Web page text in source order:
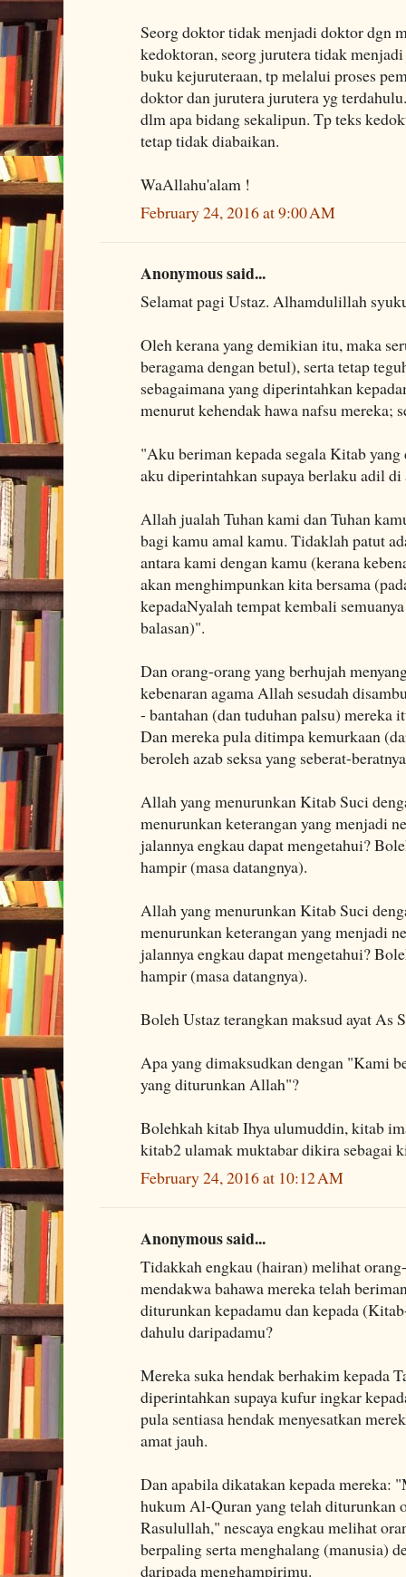
Seorg doktor tidak menjadi doktor dgn
kedoktoran, seorg jurutera tidak
buku kejuruteraan, tp melalui proses
doktor dan jurutera jurutera yg
dlm apa bidang sekalipun. Tp teks
tetap tidak diabaikan.
WaAllahu'alam !
February 24, 2016 at 9:00 AM
Anonymous said...
Selamat pagi Ustaz. Alhamdulillah
Oleh kerana yang demikian itu, maka
beragama dengan betul), serta tetap
sebagaimana yang diperintahkan
menurut kehendak hawa nafsu mereka;
"Aku beriman kepada segala Kitab
aku diperintahkan supaya berlaku adil di
Allah jualah Tuhan kami dan Tuhan
bagi kamu amal kamu. Tidaklah patut
antara kami dengan kamu (kerana
akan menghimpunkan kita bersama
kepadaNyalah tempat kembali
balasan)".
Dan orang-orang yang berhujah
kebenaran agama Allah sesudah
- bantahan (dan tuduhan palsu) mereka
Dan mereka pula ditimpa kemurkaan
beroleh azab seksa yang seberat-
Allah yang menurunkan Kitab Suci
menurunkan keterangan yang menjadi
jalannya engkau dapat mengetahui?
hampir (masa datangnya).
Allah yang menurunkan Kitab Suci
menurunkan keterangan yang menjadi
jalannya engkau dapat mengetahui?
hampir (masa datangnya).
Boleh Ustaz terangkan maksud ayat As
Apa yang dimaksudkan dengan "Kami
yang diturunkan Allah"?
Bolehkah kitab Ihya ulumuddin, kitab
kitab2 ulamak muktabar dikira sebagai
February 24, 2016 at 10:12 AM
Anonymous said...
Tidakkah engkau (hairan) melihat
mendakwa bahawa mereka telah
diturunkan kepadamu dan kepada
dahulu daripadamu?
Mereka suka hendak berhakim kepada
diperintahkan supaya kufur ingkar
pula sentiasa hendak menyesatkan
amat jauh.
Dan apabila dikatakan kepada mereka:
hukum Al-Quran yang telah diturunkan
Rasulullah," nescaya engkau melihat
berpaling serta menghalang (manusia)
daripada menghampirimu.